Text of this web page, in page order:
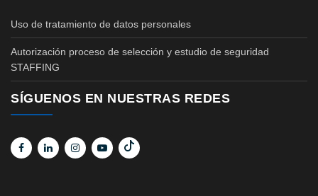
Uso de tratamiento de datos personales
Autorización proceso de selección y estudio de seguridad
STAFFING
SÍGUENOS EN NUESTRAS REDES